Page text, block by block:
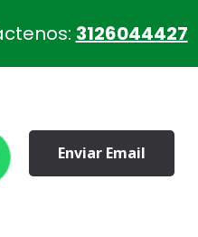
Enviar Email
3126044427